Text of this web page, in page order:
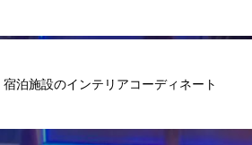
宿泊施設のインテリアコーディネート